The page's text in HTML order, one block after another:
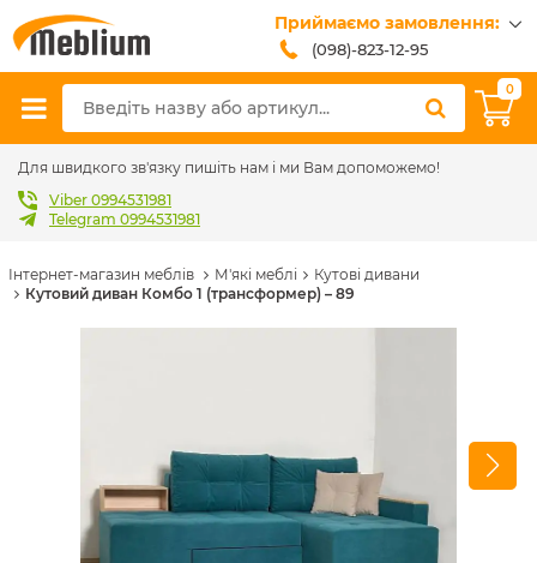
Приймаємо замовлення:
(098)-823-12-95
(099)-608-42-32
(093)-618-62-02
sales@meblium.com.ua
0
Для швидкого зв'язку пишіть нам і ми Вам допоможемо!
Viber 0994531981
Telegram 0994531981
Інтернет-магазин меблів М'які меблі
Кутові дивани
Кутовий диван Комбо 1 (трансформер) – 89